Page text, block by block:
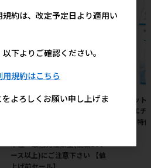
［ペットプロジャパン(直送)］
ース以上)にご注意下さい 【値
上げ前セール】
［ペッ
ぽ用エ
【8月特
約は、改定予定日より適用い
下よりご確認ください。
用規約はこちら
よろしくお願い申し上げま